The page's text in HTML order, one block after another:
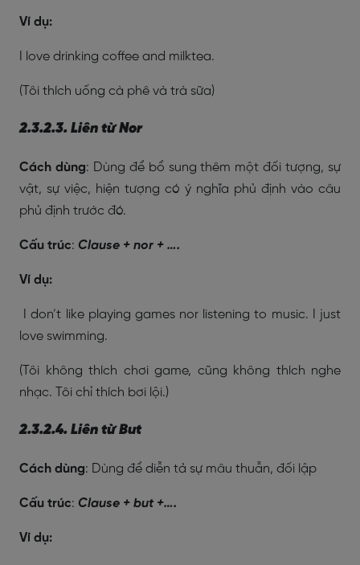
Ví dụ:
I love drinking coffee and milktea.
(Tôi thích uống cà phê và trà sữa)
2.3.2.3. Liên từ Nor
Cách dùng: Dùng để bổ sung thêm một đối tượng, sự
vật, sự việc, hiện tượng có ý nghĩa phủ định vào câu
phủ định trước đó.
Cấu trúc: Clause + nor + ….
Ví dụ:
I don’t like playing games nor listening to music. I just
love swimming.
(Tôi không thích chơi game, cũng không thích nghe
nhạc. Tôi chỉ thích bơi lội.)
2.3.2.4. Liên từ But
Cách dùng: Dùng để diễn tả sự mâu thuẫn, đối lập
Cấu trúc: Clause + but +….
Ví dụ: